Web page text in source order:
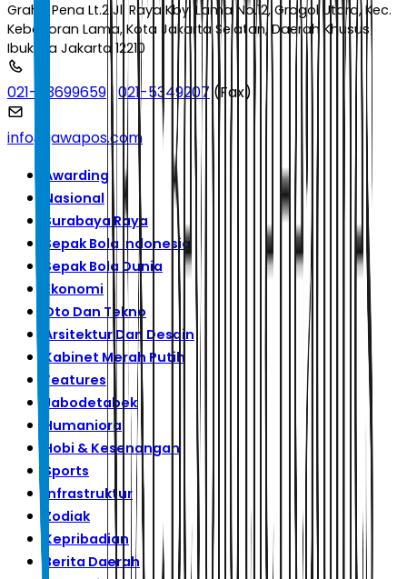
Graha Pena Lt.2 Jl. Raya Kby. Lama No.12, Grogol Utara, Kec.
Kebayoran Lama, Kota Jakarta Selatan, Daerah Khusus
Ibukota Jakarta 12210
021-53699659 | 021-5349207 (Fax)
info@jawapos.com
Awarding
Nasional
Surabaya Raya
Sepak Bola Indonesia
Sepak Bola Dunia
Ekonomi
Oto Dan Tekno
Arsitektur Dan Desain
Kabinet Merah Putih
Features
Jabodetabek
Humaniora
Hobi & Kesenangan
Sports
Infrastruktur
Zodiak
Kepribadian
Berita Daerah